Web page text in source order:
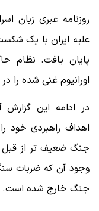
روزنامه عبری زبان
علیه ایران با یک
پایان یافت. نظام
اورانیوم غنی شده را در
در ادامه این
اهداف راهبردی خود
جنگ ضعیف تر از قبل
وجود آن که ضربات
جنگ خارج شده است.